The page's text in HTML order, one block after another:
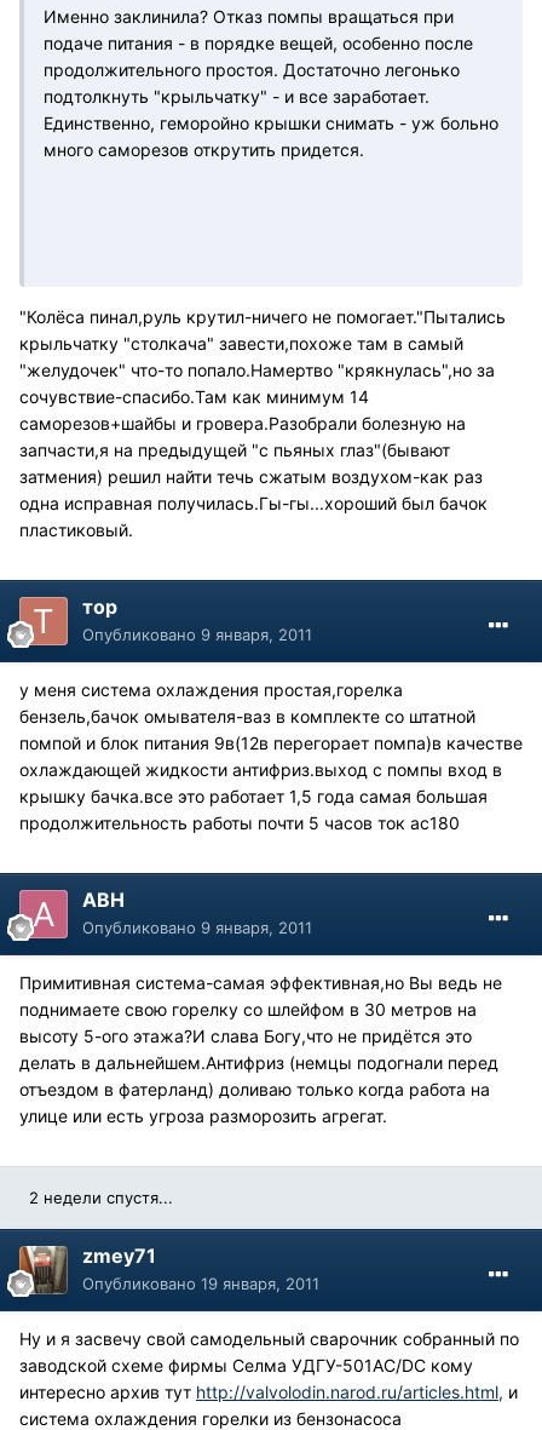
Именно заклинила? Отказ помпы вращаться при
подаче питания - в порядке вещей, особенно после
продолжительного простоя. Достаточно легонько
подтолкнуть "крыльчатку" - и все заработает.
Единственно, геморойно крышки снимать - уж больно
много саморезов открутить придется.
"Колёса пинал,руль крутил-ничего не помогает."Пытались
крыльчатку "столкача" завести,похоже там в самый
"желудочек" что-то попало.Намертво "крякнулась",но за
сочувствие-спасибо.Там как минимум 14
саморезов+шайбы и гровера.Разобрали болезную на
запчасти,я на предыдущей "с пьяных глаз"(бывают
затмения) решил найти течь сжатым воздухом-как раз
одна исправная получилась.Гы-гы...хороший был бачок
пластиковый.
тор
Опубликовано 9 января, 2011
у меня система охлаждения простая,горелка
бензель,бачок омывателя-ваз в комплекте со штатной
помпой и блок питания 9в(12в перегорает помпа)в качестве
охлаждающей жидкости антифриз.выход с помпы вход в
крышку бачка.все это работает 1,5 года самая большая
продолжительность работы почти 5 часов ток ac180
АВН
Опубликовано 9 января, 2011
Примитивная система-самая эффективная,но Вы ведь не
поднимаете свою горелку со шлейфом в 30 метров на
высоту 5-ого этажа?И слава Богу,что не придётся это
делать в дальнейшем.Антифриз (немцы подогнали перед
отъездом в фатерланд) доливаю только когда работа на
улице или есть угроза разморозить агрегат.
2 недели спустя...
zmey71
Опубликовано 19 января, 2011
Ну и я засвечу свой самодельный сварочник собранный по
заводской схеме фирмы Селма УДГУ-501АС/DC кому
интересно архив тут http://valvolodin.narod.ru/articles.html, и
система охлаждения горелки из бензонасоса